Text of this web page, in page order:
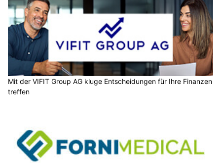
Mit der VIFIT Group AG kluge Entscheidungen für Ihre Finanzen
treffen